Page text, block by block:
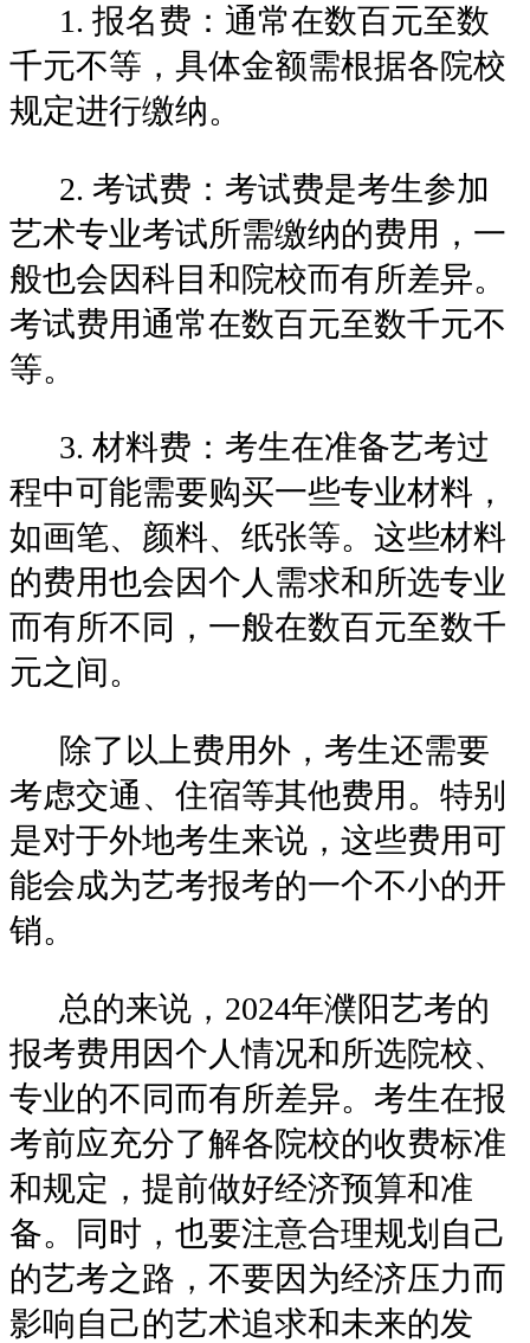
1. 报名费：通常在数百元至数
千元不等，具体金额需根据各院校
规定进行缴纳。
2. 考试费：考试费是考生参加
艺术专业考试所需缴纳的费用，一
般也会因科目和院校而有所差异。
考试费用通常在数百元至数千元不
等。
3. 材料费：考生在准备艺考过
程中可能需要购买一些专业材料，
如画笔、颜料、纸张等。这些材料
的费用也会因个人需求和所选专业
而有所不同，一般在数百元至数千
元之间。
除了以上费用外，考生还需要
考虑交通、住宿等其他费用。特别
是对于外地考生来说，这些费用可
能会成为艺考报考的一个不小的开
销。
总的来说，2024年濮阳艺考的
报考费用因个人情况和所选院校、
专业的不同而有所差异。考生在报
考前应充分了解各院校的收费标准
和规定，提前做好经济预算和准
备。同时，也要注意合理规划自己
的艺考之路，不要因为经济压力而
影响自己的艺术追求和未来的发